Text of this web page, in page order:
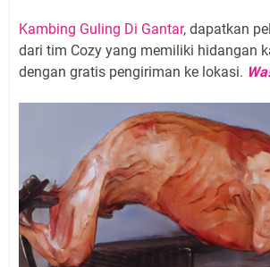
Kambing Guling Di Gantar, dapatkan
dari tim Cozy yang memiliki hidangan
dengan gratis pengiriman ke lokasi. Wa!